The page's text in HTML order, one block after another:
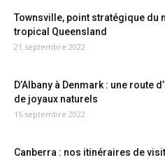
Townsville, point stratégique du
tropical Queensland
21 septembre 2022
D’Albany à Denmark : une route
de joyaux naturels
15 septembre 2022
Canberra : nos itinéraires de